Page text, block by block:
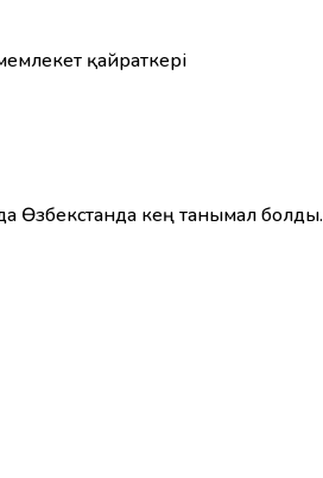
қайраткері
Өзбекстанда кең танымал болды.